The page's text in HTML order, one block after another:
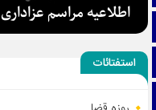
آپارات
اینستاگرام
اطلاعیه مراسم
استفتائات